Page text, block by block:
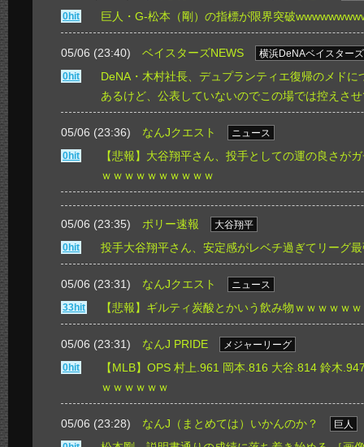
0hit
巨人・G-松本（剛）の指標が限界突破
05/06 (23:40) ベイスターズNEWS
横浜DeNAベイスターズ
0hit
DeNA・木村社長、デュプランティエ復帰のメドに
あるけど、公表していないのでこの場では控えさ
05/06 (23:36) なんJクエスト
ニュース
0hit
【悲報】大谷翔平さん、投手としての運の良さが
ｗｗｗｗｗｗｗｗｗｗ
05/06 (23:35) ポリー速報
大谷翔平
0hit
投手大谷翔平さん、安定感がレベチ過ぎてリーグ
05/06 (23:31) なんJクエスト
ニュース
33hit
【悲報】ギルティ炭酸とかいう飲み物ｗｗｗｗｗ
05/06 (23:31) なんJ PRIDE
メジャーリーグ
0hit
【MLB】OPS 村上.961 岡本.816 大谷.814 鈴木
ｗｗｗｗｗｗ
05/06 (23:28) なんJ（まとめては）いかんのか？
巨人